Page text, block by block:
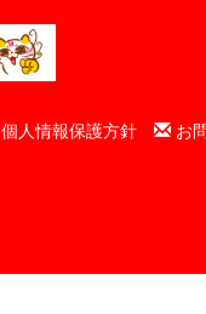
個人情報保護方針 お